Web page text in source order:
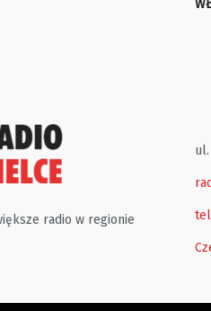
radio w regionie